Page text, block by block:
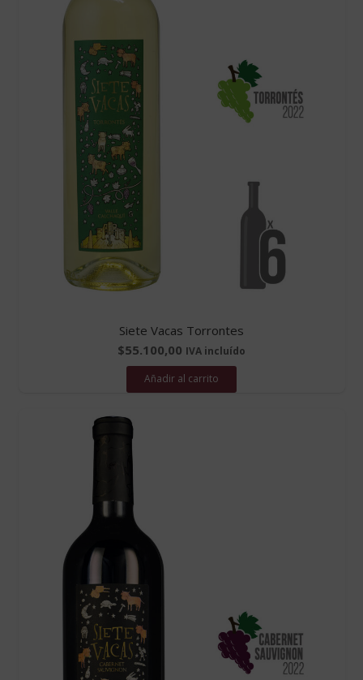
Siete Vacas Torrontes
$55.100,00 IVA incluído
Añadir al carrito